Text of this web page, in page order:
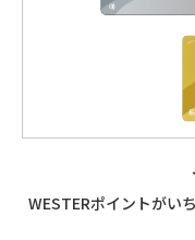
WESTERポイントがい